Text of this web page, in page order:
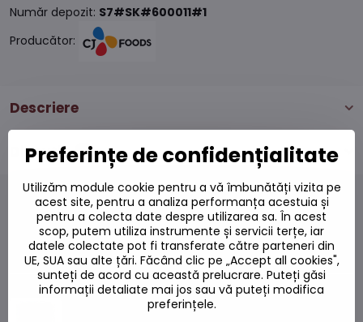
Număr depozit: S7#SK#600011#1
Producător:
Descriere
Discuție 0
Produse alternative
Bulion de vită praf Dashida 300g
Preferințe de confidențialitate
Utilizăm module cookie pentru a vă îmbunătăți vizita pe
acest site, pentru a analiza performanța acestuia și
pentru a colecta date despre utilizarea sa. În acest
scop, putem utiliza instrumente și servicii terțe, iar
datele colectate pot fi transferate către parteneri din
UE, SUA sau alte țări. Făcând clic pe „Accept all cookies",
sunteți de acord cu această prelucrare. Puteți găsi
informații detaliate mai jos sau vă puteți modifica
preferințele.